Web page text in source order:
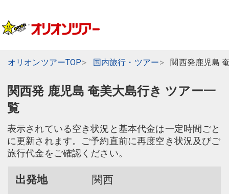
オリオンツアーTOP 国内旅行・ツアー 関西発鹿児島
関西発 鹿児島 奄美大島行き ツアー一
覧
表示されている空き状況と基本代金は一定時間ごと
に更新されます。ご予約直前に再度空き状況及びご
旅行代金をご確認ください。
出発地
関西